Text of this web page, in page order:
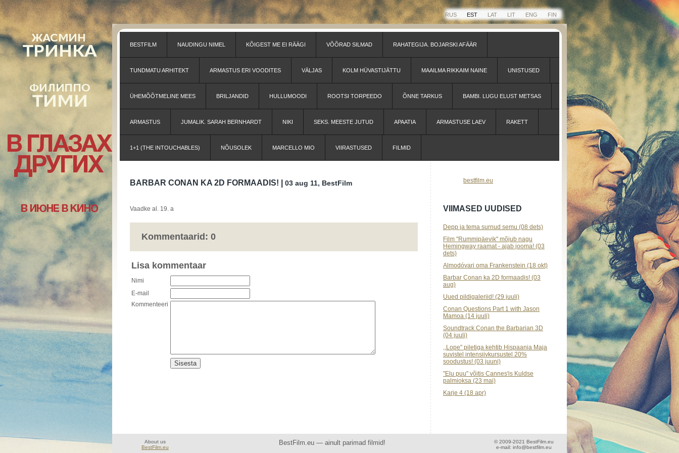
RUS EST LAT LIT ENG FIN
BESTFILM NAUDINGU NIMEL KÕIGEST ME EI RÄÄGI VÕÕRAD SILMAD RAHATEGIJA. BOJARSKI AFÄÄR
TUNDMATU ARHITEKT ARMASTUS ERI VOODITES VÄLJAS KOLM HÜVASTIJÄTTU MAAILMA RIKKAIM NAINE UNISTUSED
ÜHEMÕÕTMELINE MEES BRILJANDID HULLUMOODI ROOTSI TORPEEDO ÕNNE TARKUS BAMBI. LUGU ELUST METSAS
ARMASTUS JUMALIK. SARAH BERNHARDT NIKI SEKS. MEESTE JUTUD APAATIA ARMASTUSE LAEV RAKETT
1+1 (THE INTOUCHABLES) NÕUSOLEK MARCELLO MIO VIIRASTUSED FILMID
BARBAR CONAN KA 2D FORMAADIS! | 03 aug 11, BestFilm
Vaadke al. 19. a
Kommentaarid: 0
Lisa kommentaar
Nimi
E-mail
Kommenteeri
bestfilm.eu
VIIMASED UUDISED
Depp ja tema surnud semu (08 dets)
Film "Rummipäevik" mõjub nagu
Hemingway raamat - ajab jooma! (03
dets)
Almodóvari oma Frankenstein (18 okt)
Barbar Conan ka 2D formaadis! (03
aug)
Uued pildigaleriid! (29 juuli)
Conan Questions Part 1 with Jason
Mamoa (14 juuli)
Soundtrack Conan the Barbarian 3D
(04 juuli)
,,Lope" piletiga kehtib Hispaania Maja
suvistel intensiivkursustel 20%
soodustus! (03 juuni)
"Elu puu" võitis Cannes'is Kuldse
palmioksa (23 mai)
Karje 4 (18 apr)
About us
BestFilm.eu
BestFilm.eu — ainult parimad filmid!
© 2009-2021 BestFilm.eu
e-mail: info@bestfilm.eu